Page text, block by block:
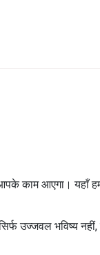
काम आएगा। यहाँ
उज्जवल भविष्य नहीं,